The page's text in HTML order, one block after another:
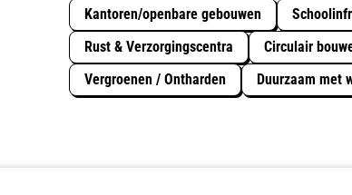
Kantoren/openbare gebouwen
Rust & Verzorgingscentra
Circulair
Vergroenen / Ontharden
Duurzaam met